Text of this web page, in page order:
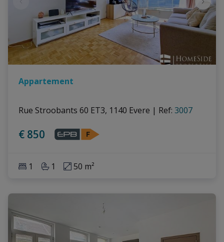
Appartement
Rue Stroobants 60 ET3, 1140 Evere | Ref: 3007
€ 850
1 1 50 m²